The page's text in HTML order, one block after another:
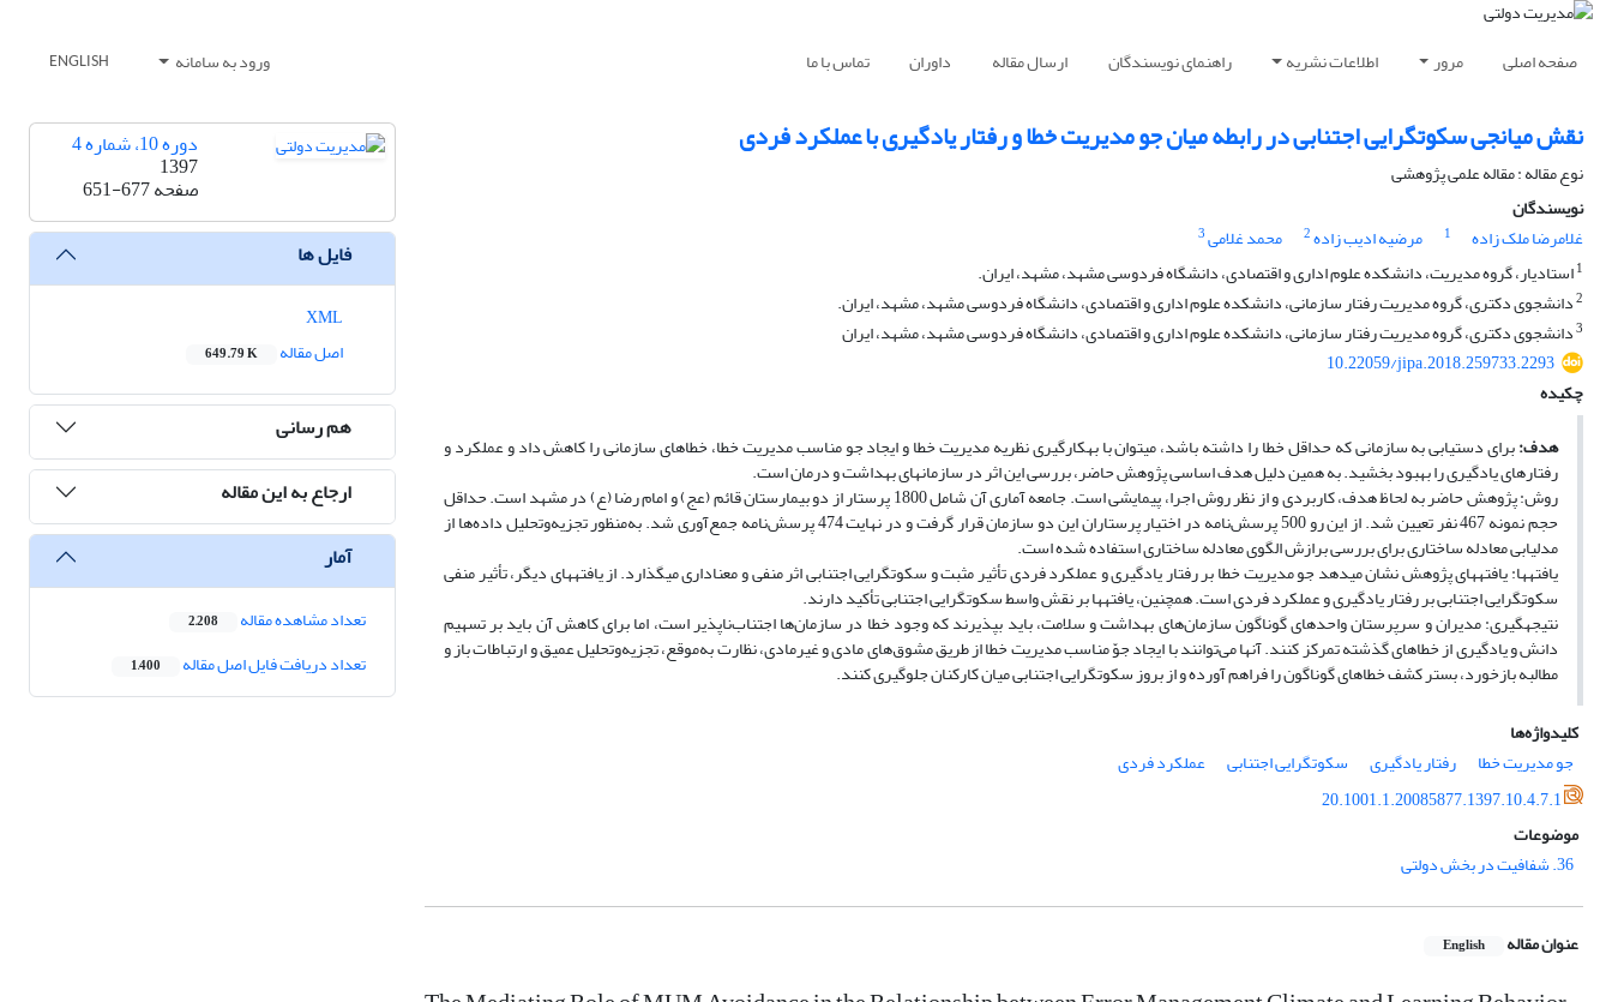
صفحه اصلی مرور اطلاعات نشریه راهنمای نویسندگان ارسال مقاله داوران تماس با ما ورود به سامانه ENGLISH
نقش میانجی سکوت‎گرایی اجتنابی در رابطه میان جو مدیریت خطا و رفتار یادگیری با عملکرد فردی
نوع مقاله : مقاله علمی پژوهشی
نویسندگان
غلامرضا ملک زاده
1 مرضیه ادیب زاده2 محمد غلامی3
1استادیار، گروه مدیریت، دانشکده علوم اداری و اقتصادی، دانشگاه فردوسی مشهد، مشهد، ایران.
2دانشجوی دکتری، گروه مدیریت رفتار سازمانی، دانشکده علوم اداری و اقتصادی، دانشگاه فردوسی مشهد، مشهد، ایران.
3دانشجوی دکتری، گروه مدیریت رفتار سازمانی، دانشکده علوم اداری و اقتصادی، دانشگاه فردوسی مشهد، مشهد، ایران
10.22059/jipa.2018.259733.2293
چکیده
هدف:
برای دستیابی به سازمانی که حداقل خطا را داشته باشد، می‎توان با به‎کارگیری نظریه مدیریت خطا و ایجاد جو مناسب مدیریت خطا، خطاهای سازمانی را کاهش داد و عملکرد و
رفتارهای یادگیری را بهبود بخشید. به همین دلیل هدف اساسی پژوهش حاضر، بررسی این اثر در سازما‎ن‎های بهداشت و درمان است.
روش: پژوهش حاضر به لحاظ هدف، کاربردی و از نظر روش اجرا، پیمایشی است. جامعه آماری آن شامل 1800 پرستار از دو بیمارستان قائم (عج) و امام رضا (ع) در مشهد است. حداقل
حجم نمونه 467 نفر تعیین شد. از این ‌رو 500 پرسش‌نامه در اختیار پرستاران این دو سازمان قرار گرفت و در نهایت 474 پرسش‌نامه جمع‌آوری شد. به‌منظور تجزیه‌وتحلیل داده‌ها از
مدل‎یابی معادله‌ ساختاری برای بررسی برازش الگوی معادله‌ ساختاری استفاده شده است.
یافته‎ها: یافته‎های پژوهش نشان می‎دهد جو مدیریت خطا بر رفتار یادگیری و عملکرد فردی تأثیر مثبت و سکوت‎گرایی اجتنابی اثر منفی و معناداری می‎گذارد. از یافته‎های دیگر، تأثیر منفی
سکوت‎گرایی اجتنابی بر رفتار یادگیری و عملکرد فردی است. همچنین، یافته‎ها بر نقش واسط سکوت‎گرایی اجتنابی تأکید دارند.
نتیجه‎گیری: مدیران و سرپرستان واحدهای گوناگون سازمان‌های بهداشت و سلامت، باید بپذیرند که وجود خطا در سازمان‌ها اجتناب‌ناپذیر است، اما برای کاهش آن باید بر تسهیم
دانش و یادگیری از خطاهای گذشته تمرکز کنند. آنها می‌توانند با ایجاد جوّ مناسب مدیریت خطا از طریق مشوق‌های مادی و غیرمادی، نظارت به‌موقع، تجزیه‌وتحلیل عمیق و ارتباطات باز و
مطالبه بازخورد، بستر کشف خطاهای گوناگون را فراهم آورده و از بروز سکوت‎گرایی اجتنابی میان کارکنان جلوگیری کنند.
کلیدواژه‌ها
جو مدیریت خطا
رفتار یادگیری سکوت‎گرایی اجتنابی
عملکرد فردی
20.1001.1.20085877.1397.10.4.7.1
موضوعات
36. شفافیت در بخش دولتی
عنوان مقاله English
دوره 10، شماره 4
1397
صفحه651-677
فایل ها
اصل مقاله
649.79 K
هم رسانی
ارجاع به این مقاله
آمار
تعداد مشاهده مقاله 2,208
تعداد دریافت فایل اصل مقاله 1,400